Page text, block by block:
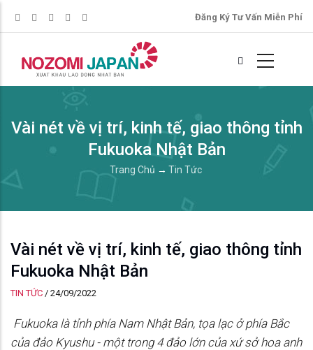
Đăng Ký Tư Vấn Miễn Phí
Vài nét về vị trí, kinh tế, giao thông tỉnh
Fukuoka Nhật Bản
Trang Chủ → Tin Tức
Vài nét về vị trí, kinh tế, giao thông tỉnh
Fukuoka Nhật Bản
TIN TỨC / 24/09/2022
Fukuoka là tỉnh phía Nam Nhật Bản, tọa lạc ở phía Bắc
của đảo Kyushu - một trong 4 đảo lớn của xứ sở hoa anh